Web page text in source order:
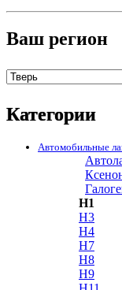
Ваш регион
Категории
Автомобильные
H1
H3
H4
H7
H8
H9